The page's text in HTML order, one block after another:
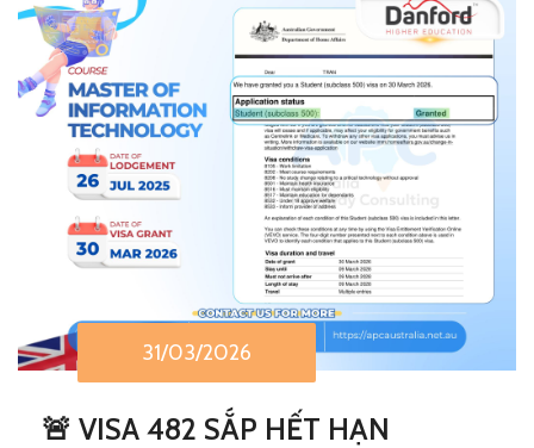
31/03/2026
🚨 VISA 482 SẮP HẾT HẠN